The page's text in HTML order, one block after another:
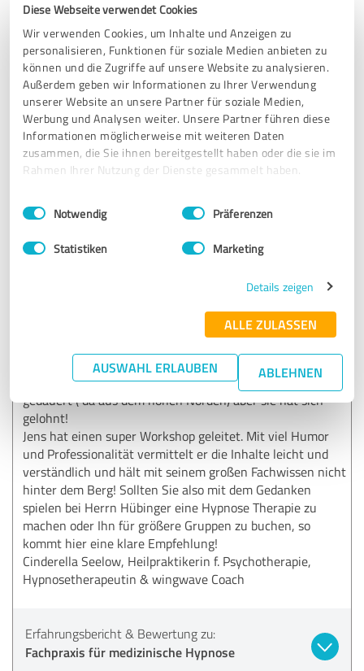
Diese Webseite verwendet Cookies
Wir verwenden Cookies, um Inhalte und Anzeigen zu
personalisieren, Funktionen für soziale Medien anbieten zu
können und die Zugriffe auf unsere Website zu analysieren.
Außerdem geben wir Informationen zu Ihrer Verwendung
unserer Website an unsere Partner für soziale Medien,
Werbung und Analysen weiter. Unsere Partner führen diese
Informationen möglicherweise mit weiteren Daten
zusammen, die Sie ihnen bereitgestellt haben oder die sie im
Rahmen Ihrer Nutzung der Dienste gesammelt haben.
Impressum Datenschutzbestimmungen
Einwilligungsauswahl
Notwendig Präferenzen
Statistiken Marketing
Details zeigen
ALLE ZULASSEN
AUSWAHL ERLAUBEN ABLEHNEN
SEHR GUT
Jens Hübinger ist großartig. Vom ersten Moment an fühlt
man sich willkommen. Und auf Augenhöhe
wahrgenommen. Jederzeit wieder.
Erfahrungsbericht & Bewertung zu:
Fachpraxis für medizinische Hypnose
05.07.2019 A. P.
Empfehlung
Hübinger, für einen tollen Workshop bedanken!
Die Fahrt nach Andernach hat für mich über 9 Stunden
gedauert ( da aus dem hohen Norden) aber sie hat sich
gelohnt!
Jens hat einen super Workshop geleitet. Mit viel Humor
und Professionalität vermittelt er die Inhalte leicht und
verständlich und hält mit seinem großen Fachwissen nicht
hinter dem Berg! Sollten Sie also mit dem Gedanken
spielen bei Herrn Hübinger eine Hypnose Therapie zu
machen oder Ihn für größere Gruppen zu buchen, so
kommt hier eine klare Empfehlung!
Cinderella Seelow, Heilpraktikerin f. Psychotherapie,
Hypnosetherapeutin & wingwave Coach
Erfahrungsbericht & Bewertung zu:
Fachpraxis für medizinische Hypnose